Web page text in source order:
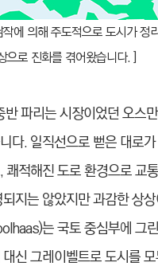
에 의해 주도적으로 도시가
으로 진화를 겪어왔습니다. ]
반 파리는 시장이었던 오스
다. 일직선으로 뻗은 대로
쾌적해진 도로환경으로 교
지는 않았지만 과감한 상
는 국토 중심부에 그린
대신 그레이벨트로 도시를